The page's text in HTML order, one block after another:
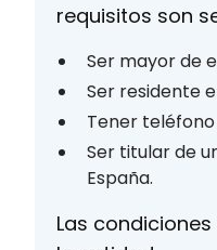
requisitos son
Ser mayor de
Ser residente
Tener teléfono
Ser titular de
España.
Las